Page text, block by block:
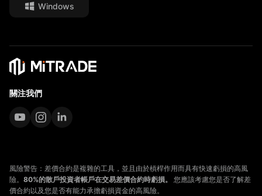
法律文件Windows
關注我們
風險警告：差價合約是複雜的工具，並且由於槓桿作用而具有快速虧損的高風
險。 80%的散戶投資者帳戶在交易差價合約時虧損。
您應該考慮您是否了解差
價合約以及您是否有能力承擔虧損資金的高風險。